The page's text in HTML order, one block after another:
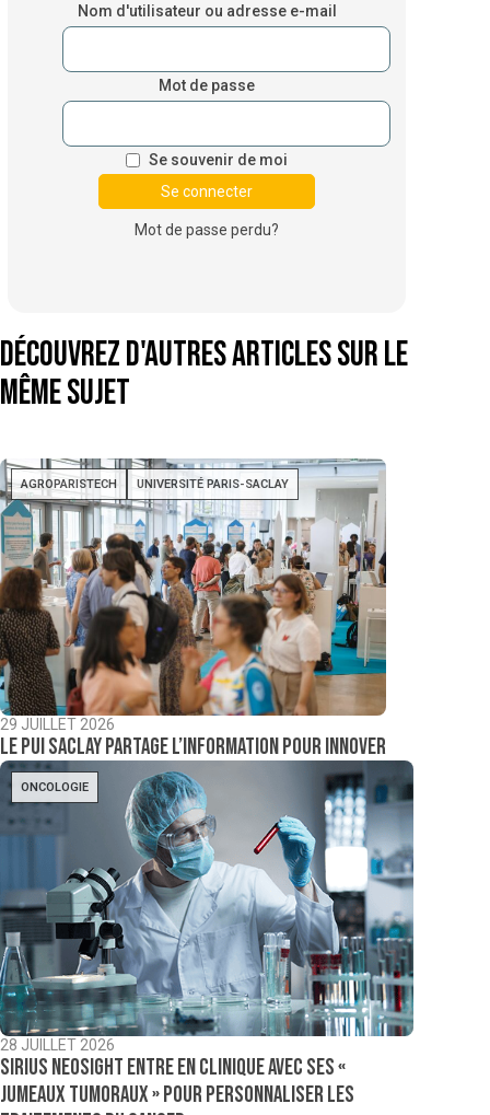
Nom d'utilisateur ou adresse e-mail
Mot de passe
Se souvenir de moi
Mot de passe perdu?
Découvrez d'autres articles sur le
même sujet
AGROPARISTECH UNIVERSITÉ PARIS-SACLAY
29 JUILLET 2026
Le PUI Saclay partage l’information pour innover
ONCOLOGIE
28 JUILLET 2026
Sirius NeoSight entre en clinique avec ses «
jumeaux tumoraux » pour personnaliser les